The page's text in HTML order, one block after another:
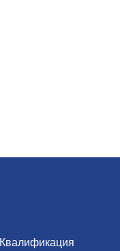
Квалификация